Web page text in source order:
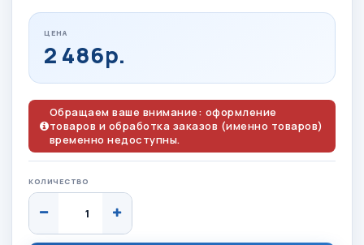
ЦЕНА
2 486р.
Обращаем ваше внимание: оформление
товаров и обработка заказов (именно товаров)
временно недоступны.
КОЛИЧЕСТВО